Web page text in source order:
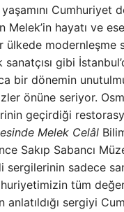
hayatı ve
modernleşme
gibi
bir dönemin
önüne seriyor.
geçirdiği
Melek Celâl
Sakıp Sabancı
sadece
tüm
anlatıldığı sergiyi